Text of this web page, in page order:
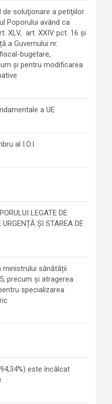
de soluţionare a petiţiilor
Poporului având ca
XLV, art. XXIV pct. 16 și
a Guvernului nr.
bugetare,
şi pentru modificarea
a UE
al I.O.I.
LEGATE DE
ȘI STAREA DE
sănătății
precum și atragerea
specializarea
este încălcat